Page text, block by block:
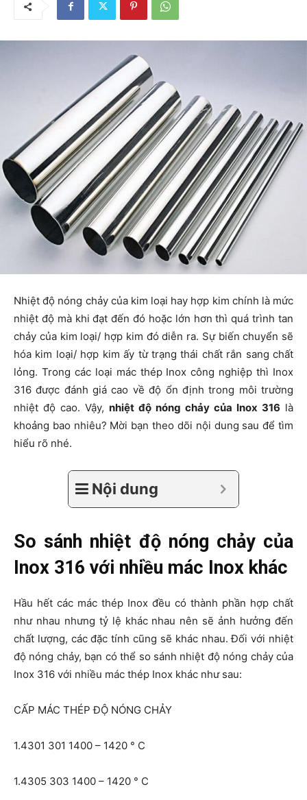
Nhiệt độ nóng chảy của kim loại hay hợp kim chính là mức
nhiệt độ mà khi đạt đến đó hoặc lớn hơn thì quá trình tan
chảy của kim loại/ hợp kim đó diễn ra. Sự biến chuyển sẽ
hóa kim loại/ hợp kim ấy từ trạng thái chất rắn sang chất
lỏng. Trong các loại mác thép Inox công nghiệp thì Inox
316 được đánh giá cao về độ ổn định trong môi trường
nhiệt độ cao. Vậy, nhiệt độ nóng chảy của Inox 316 là
khoảng bao nhiêu? Mời bạn theo dõi nội dung sau để tìm
hiểu rõ nhé.
Nội dung
So sánh nhiệt độ nóng chảy của
Inox 316 với nhiều mác Inox khác
Hầu hết các mác thép Inox đều có thành phần hợp chất
như nhau nhưng tỷ lệ khác nhau nên sẽ ảnh hưởng đến
chất lượng, các đặc tính cũng sẽ khác nhau. Đối với nhiệt
độ nóng chảy, bạn có thể so sánh nhiệt độ nóng chảy của
Inox 316 với nhiều mác thép Inox khác như sau:
CẤP MÁC THÉP ĐỘ NÓNG CHẢY
1.4301 301 1400 – 1420 ° C
1.4305 303 1400 – 1420 ° C